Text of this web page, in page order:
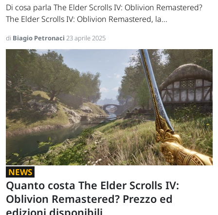
Di cosa parla The Elder Scrolls IV: Oblivion Remastered?
The Elder Scrolls IV: Oblivion Remastered, la...
di Biagio Petronaci 23 aprile 2025
NEWS
Quanto costa The Elder Scrolls IV:
Oblivion Remastered? Prezzo ed